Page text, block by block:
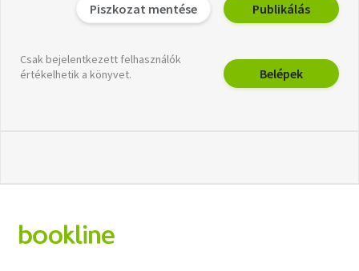
Piszkozat mentése Publikálás
Csak bejelentkezett felhasználók
értékelhetik a könyvet.
Belépek